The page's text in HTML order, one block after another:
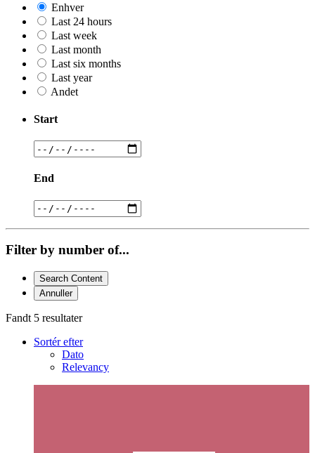
Enhver
Last 24 hours
Last week
Last month
Last six months
Last year
Andet
Start
End
Filter by number of...
Search Content
Annuller
Fandt 5 resultater
Sortér efter
Dato
Relevancy